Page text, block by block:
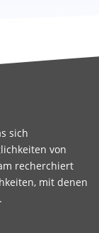
sich
von
recherchiert
mit denen